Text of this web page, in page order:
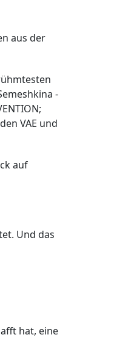
aus der
-
VAE und
auf
Und das
hat, eine